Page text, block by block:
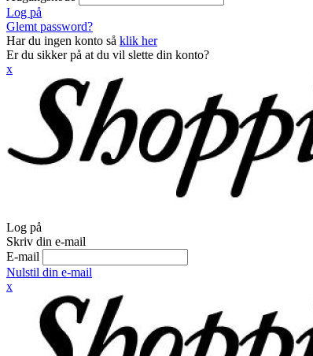
Log på
Glemt password?
Har du ingen konto så klik her
Er du sikker på at du vil slette din konto?
x
Log på
Skriv din e-mail
E-mail
Nulstil din e-mail
x